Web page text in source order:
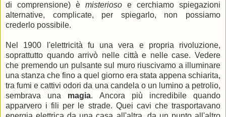
di comprensione) è misterioso e cerchiamo spiegazioni
alternative, complicate, per spiegarlo, non possiamo
crederlo possibile.
Nel 1900 l'elettricità fu una vera e propria rivoluzione,
soprattutto quando arrivò nelle città e nelle case. Vedere
che premendo un pulsante sul muro riuscivamo a illuminare
una stanza che fino a quel giorno era stata appena schiarita,
tra fumi e cattivi odori da una candela o un lumino a petrolio,
sembrava una magia. Ancora più incredibile quando
apparvero i fili per le strade. Quei cavi che trasportavano